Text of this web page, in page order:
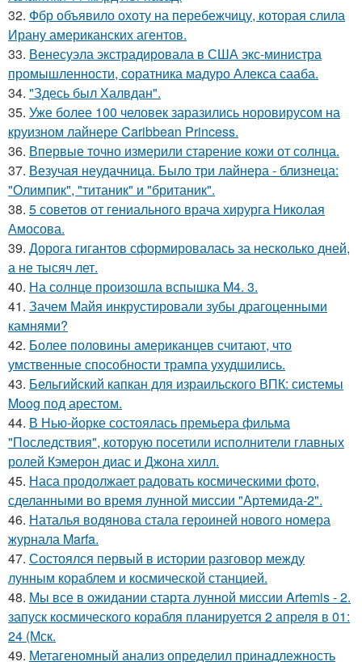
32. Фбр объявило охоту на перебежчицу, которая слила
Ирану американских агентов.
33. Венесуэла экстрадировала в США экс-министра
промышленности, соратника мадуро Алекса сааба.
34. "Здесь был Халвдан".
35. Уже более 100 человек заразились норовирусом на
круизном лайнере Caribbean Princess.
36. Впервые точно измерили старение кожи от солнца.
37. Везучая неудачница. Было три лайнера - близнеца:
"Олимпик", "титаник" и "британик".
38. 5 советов от гениального врача хирурга Николая
Амосова.
39. Дорога гигантов сформировалась за несколько дней,
а не тысяч лет.
40. На солнце произошла вспышка M4. 3.
41. Зачем Майя инкрустировали зубы драгоценными
камнями?
42. Более половины американцев считают, что
умственные способности трампа ухудшились.
43. Бельгийский капкан для израильского ВПК: системы
Moog под арестом.
44. В Нью-йорке состоялась премьера фильма
"Последствия", которую посетили исполнители главных
ролей Кэмерон диас и Джона хилл.
45. Наса продолжает радовать космическими фото,
сделанными во время лунной миссии "Артемида-2".
46. Наталья водянова стала героиней нового номера
журнала Marfa.
47. Состоялся первый в истории разговор между
лунным кораблем и космической станцией.
48. Мы все в ожидании старта лунной миссии Artemis - 2.
запуск космического корабля планируется 2 апреля в 01:
24 (Мск.
49. Метагеномный анализ определил принадлежность